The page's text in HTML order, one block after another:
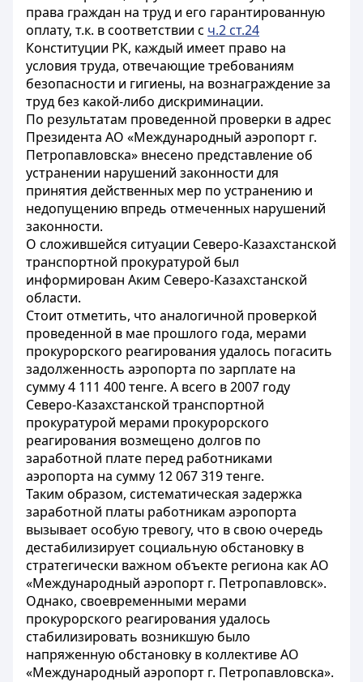
права граждан на труд и его гарантированную
оплату, т.к. в соответствии с ч.2 ст.24
Конституции РК, каждый имеет право на
условия труда, отвечающие требованиям
безопасности и гигиены, на вознаграждение за
труд без какой-либо дискриминации.
По результатам проведенной проверки в адрес
Президента АО «Международный аэропорт г.
Петропавловска» внесено представление об
устранении нарушений законности для
принятия действенных мер по устранению и
недопущению впредь отмеченных нарушений
законности.
О сложившейся ситуации Северо-Казахстанской
транспортной прокуратурой был
информирован Аким Северо-Казахстанской
области.
Стоит отметить, что аналогичной проверкой
проведенной в мае прошлого года, мерами
прокурорского реагирования удалось погасить
задолженность аэропорта по зарплате на
сумму 4 111 400 тенге. А всего в 2007 году
Северо-Казахстанской транспортной
прокуратурой мерами прокурорского
реагирования возмещено долгов по
заработной плате перед работниками
аэропорта на сумму 12 067 319 тенге.
Таким образом, систематическая задержка
заработной платы работникам аэропорта
вызывает особую тревогу, что в свою очередь
дестабилизирует социальную обстановку в
стратегически важном объекте региона как АО
«Международный аэропорт г. Петропавловск».
Однако, своевременными мерами
прокурорского реагирования удалось
стабилизировать возникшую было
напряженную обстановку в коллективе АО
«Международный аэропорт г. Петропавловска».